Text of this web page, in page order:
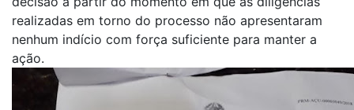
realizadas em torno do processo não apresentaram
nenhum indício com força suficiente para manter a
ação.